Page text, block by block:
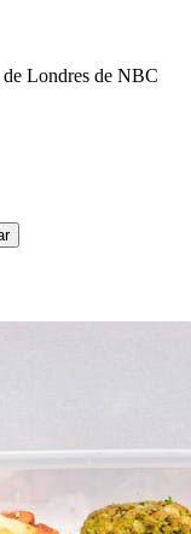
Londres de NBC